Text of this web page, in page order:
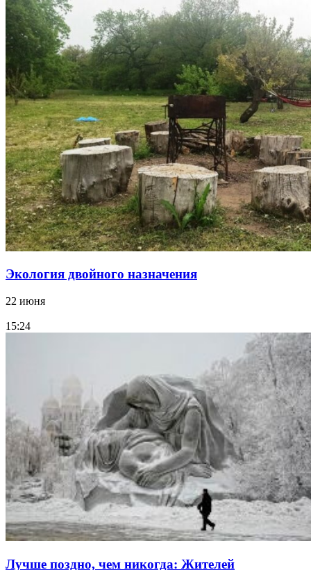
Экология двойного назначения
22 июня
15:24
Лучше поздно, чем никогда: Жителей